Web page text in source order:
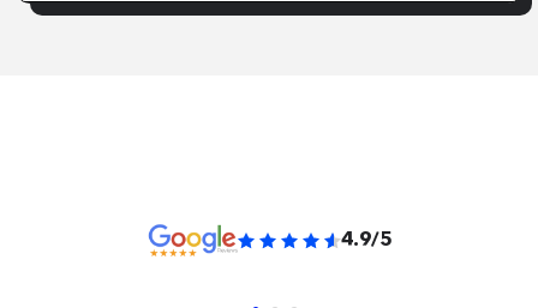
4.9/5